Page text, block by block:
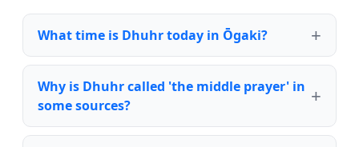
What time is Dhuhr today in Ōgaki?
Why is Dhuhr called 'the middle prayer' in
some sources?